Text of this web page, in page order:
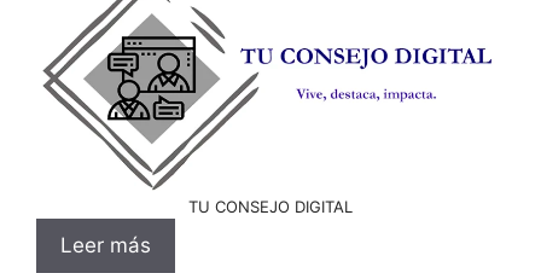
TU CONSEJO DIGITAL
Leer más